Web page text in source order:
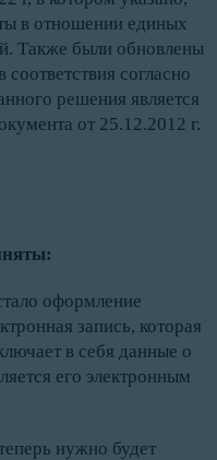
в отношении единых
Также были обновлены
согласно
решения является
от 25.12.2012 г.
оформление
запись, которая
в себя данные о
его электронным
нужно будет